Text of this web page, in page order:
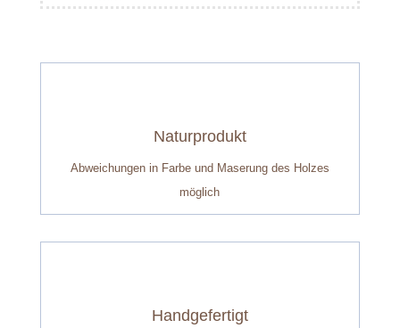
Naturprodukt
Abweichungen in Farbe und Maserung des Holzes
möglich
Handgefertigt